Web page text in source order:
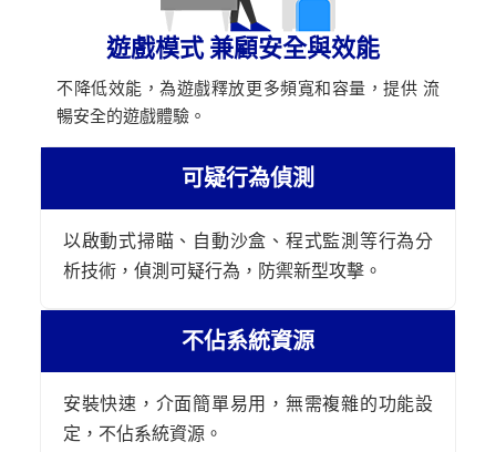
遊戲模式 兼顧安全與效能
不降低效能，為遊戲釋放更多頻寬和容量，提供 流
暢安全的遊戲體驗。
可疑行為偵測
以啟動式掃瞄、自動沙盒、程式監測等行為分
析技術，偵測可疑行為，防禦新型攻擊。
不佔系統資源
安裝快速，介面簡單易用，無需複雜的功能設
定，不佔系統資源。